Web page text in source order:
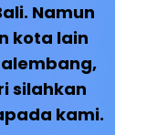
Namun
kota lain
silahkan
kami.